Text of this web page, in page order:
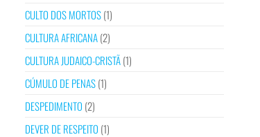
CULTO DOS MORTOS(1)
CULTURA AFRICANA(2)
CULTURA JUDAICO-CRISTÃ(1)
CÚMULO DE PENAS(1)
DESPEDIMENTO (2)
DEVER DE RESPEITO (1)